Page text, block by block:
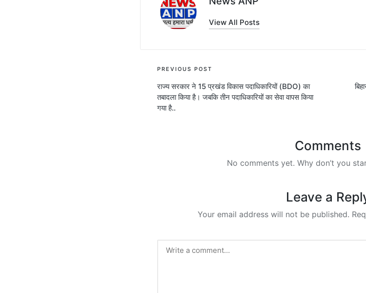
View All Posts
Post
navigation
PREVIOUS POST
राज्य सरकार ने 15 प्रखंड विकास पदाधिकारियों (BDO) का
तबादला किया है। जबकि तीन पदाधिकारियों का सेवा वापस किया
गया है..
Comments
No comments yet. Why don’t you
Leave a
Your email address will not be published.